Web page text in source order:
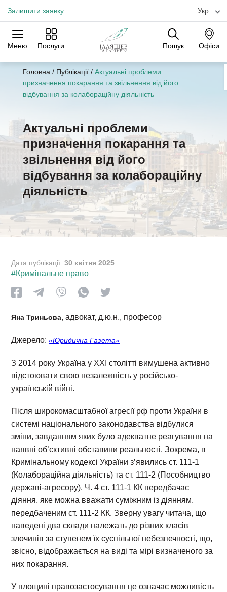
Залишити заявку Укр
Меню Послуги Пошук Офіси
Практики Галузі
Офіси
Головна / Публікації/ Актуальні проблеми
призначення покарання та звільнення від його
відбування за колабораційну діяльність
Актуальні проблеми
призначення покарання та
звільнення від його
відбування за колабораційну
діяльність
Дата публікації:30 квітня 2025
#Кримінальне право
Яна Триньова, адвокат, д.ю.н., професор
Джерело:«Юридична Газета»
З 2014 року Україна у XXI столітті вимушена активно
відстоювати свою незалежність у російсько-
українській війні.
Після широкомасштабної агресії рф проти України в
системі національного законодавства відбулися
зміни, завданням яких було адекватне реагування на
наявні об’єктивні обставини реальності. Зокрема, в
Кримінальному кодексі України з’явились ст. 111-1
(Колабораційна діяльність) та ст. 111-2 (Пособництво
державі-агресору). Ч. 4 ст. 111-1 КК передбачає
діяння, яке можна вважати суміжним із діянням,
передбаченим ст. 111-2 КК. Зверну увагу читача, що
наведені два склади належать до різних класів
злочинів за ступенем їх суспільної небезпечності, що,
звісно, відображається на виді та мірі визначеного за
них покарання.
У площині правозастосування це означає можливість